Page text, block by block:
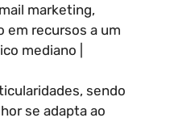
marketing,
em recursos a um
mediano |
sendo
se adapta ao